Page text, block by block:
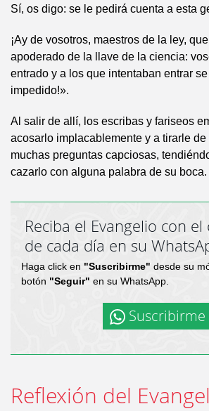
Sí, os digo: se le pedirá cuenta a esta
¡Ay de vosotros, maestros de la ley,
apoderado de la llave de la ciencia:
entrado y a los que intentaban entrar
impedido!».
Al salir de allí, los escribas y fariseos
acosarlo implacablemente y a tirarle
muchas preguntas capciosas,
cazarlo con alguna palabra de su boca.
Reciba el Evangelio con
de cada día en su
Haga click en "Suscribirme" desde su
botón "Seguir" en su WhatsApp.
Suscribirme
Reflexión del